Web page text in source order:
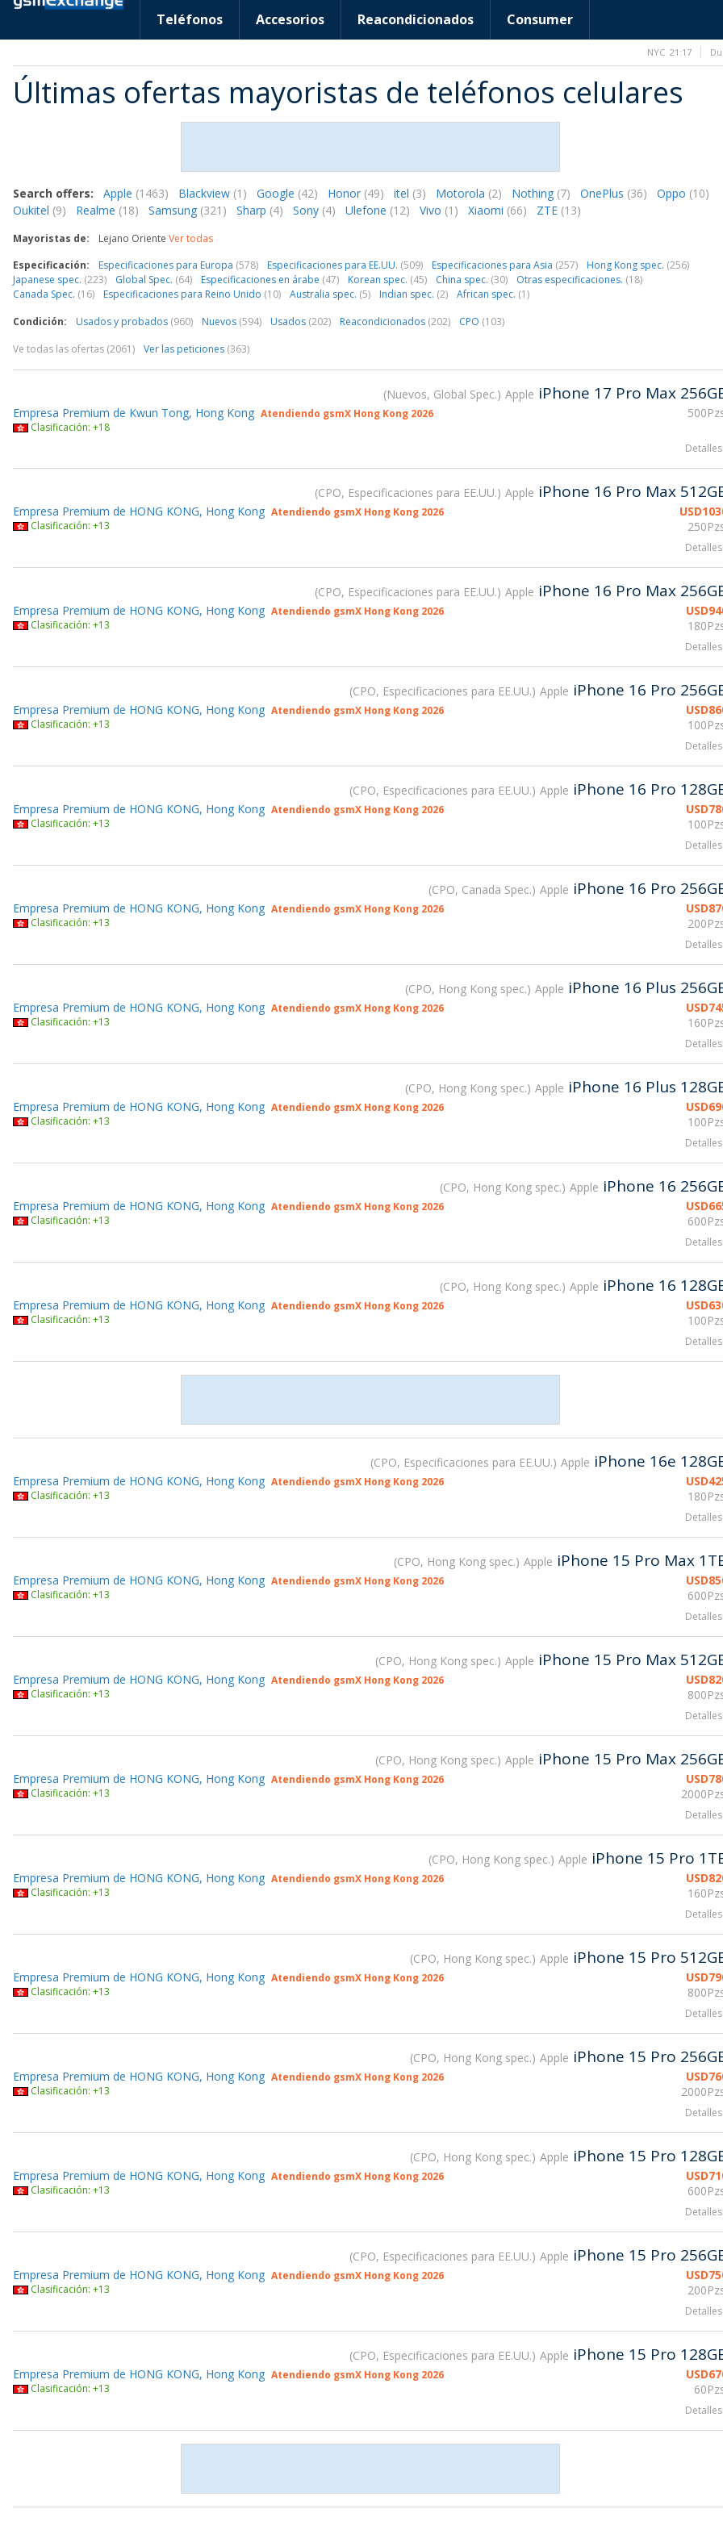
Teléfonos Accesorios Reacondicionados Consumer
Últimas ofertas mayoristas de teléfonos celulares
Search offers: Apple (1463) Blackview (1) Google (42) Honor (49) itel (3) Motorola (2) Nothing (7) OnePlus (36) Oppo (10)
Oukitel (9) Realme (18) Samsung (321) Sharp (4) Sony (4) Ulefone (12) Vivo (1) Xiaomi (66) ZTE (13)
Mayoristas de: Lejano Oriente Ver todas
Especificación:
Especificaciones para Europa (578) Especificaciones para EE.UU. (509) Especificaciones para Asia (257) Hong Kong spec. (256)
Japanese spec. (223) Global Spec. (64) Especificaciones en árabe (47) Korean spec. (45) China spec. (30) Otras especificaciones. (18)
Canada Spec. (16) Especificaciones para Reino Unido (10) Australia spec. (5) Indian spec. (2) African spec. (1)
Condición:
Usados y probados (960) Nuevos (594) Usados (202) Reacondicionados (202) CPO (103)
Ve todas las ofertas (2061)
Ver las peticiones (363)
Nuevos, Global Spec. Apple iPhone 17 Pro Max
Empresa Premium de Kwun Tong, Hong Kong Atendiendo gsmX Hong Kong 2026
Clasificación: +18
Detalles
CPO, Especificaciones para EE.UU. Apple iPhone 16 Pro Max
USD
Empresa Premium de HONG KONG, Hong Kong Atendiendo gsmX Hong Kong 2026
Clasificación: +13
Detalles
CPO, Especificaciones para EE.UU. Apple iPhone 16 Pro Max
USD
Empresa Premium de HONG KONG, Hong Kong Atendiendo gsmX Hong Kong 2026
Clasificación: +13
Detalles
CPO, Especificaciones para EE.UU. Apple iPhone 16 Pro
USD
Empresa Premium de HONG KONG, Hong Kong Atendiendo gsmX Hong Kong 2026
Clasificación: +13
Detalles
CPO, Especificaciones para EE.UU. Apple iPhone 16 Pro
USD
Empresa Premium de HONG KONG, Hong Kong Atendiendo gsmX Hong Kong 2026
Clasificación: +13
Detalles
CPO, Canada Spec. Apple iPhone 16 Pro
USD
Empresa Premium de HONG KONG, Hong Kong Atendiendo gsmX Hong Kong 2026
Clasificación: +13
Detalles
CPO, Hong Kong spec. Apple iPhone 16 Plus
USD
Empresa Premium de HONG KONG, Hong Kong Atendiendo gsmX Hong Kong 2026
Clasificación: +13
Detalles
CPO, Hong Kong spec. Apple iPhone 16 Plus
USD
Empresa Premium de HONG KONG, Hong Kong Atendiendo gsmX Hong Kong 2026
Clasificación: +13
Detalles
CPO, Hong Kong spec. Apple iPhone 16
USD
Empresa Premium de HONG KONG, Hong Kong Atendiendo gsmX Hong Kong 2026
Clasificación: +13
Detalles
CPO, Hong Kong spec. Apple iPhone 16
USD
Empresa Premium de HONG KONG, Hong Kong Atendiendo gsmX Hong Kong 2026
Clasificación: +13
Detalles
CPO, Especificaciones para EE.UU. Apple iPhone 16e
USD
Empresa Premium de HONG KONG, Hong Kong Atendiendo gsmX Hong Kong 2026
Clasificación: +13
Detalles
CPO, Hong Kong spec. Apple iPhone 15 Pro Max
USD
Empresa Premium de HONG KONG, Hong Kong Atendiendo gsmX Hong Kong 2026
Clasificación: +13
Detalles
CPO, Hong Kong spec. Apple iPhone 15 Pro Max
USD
Empresa Premium de HONG KONG, Hong Kong Atendiendo gsmX Hong Kong 2026
Clasificación: +13
Detalles
CPO, Hong Kong spec. Apple iPhone 15 Pro Max
USD
Empresa Premium de HONG KONG, Hong Kong Atendiendo gsmX Hong Kong 2026
Clasificación: +13
Detalles
CPO, Hong Kong spec. Apple iPhone 15 Pro
USD
Empresa Premium de HONG KONG, Hong Kong Atendiendo gsmX Hong Kong 2026
Clasificación: +13
Detalles
CPO, Hong Kong spec. Apple iPhone 15 Pro
USD
Empresa Premium de HONG KONG, Hong Kong Atendiendo gsmX Hong Kong 2026
Clasificación: +13
Detalles
CPO, Hong Kong spec. Apple iPhone 15 Pro
USD
Empresa Premium de HONG KONG, Hong Kong Atendiendo gsmX Hong Kong 2026
Clasificación: +13
Detalles
CPO, Hong Kong spec. Apple iPhone 15 Pro
USD
Empresa Premium de HONG KONG, Hong Kong Atendiendo gsmX Hong Kong 2026
Clasificación: +13
Detalles
CPO, Especificaciones para EE.UU. Apple iPhone 15 Pro
USD
Empresa Premium de HONG KONG, Hong Kong Atendiendo gsmX Hong Kong 2026
Clasificación: +13
Detalles
CPO, Especificaciones para EE.UU. Apple iPhone 15 Pro
USD
Empresa Premium de HONG KONG, Hong Kong Atendiendo gsmX Hong Kong 2026
Clasificación: +13
Detalles
NYC 21:17